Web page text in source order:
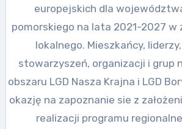
europejskich dla
pomorskiego na lata 2021-2027 w
lokalnego. Mieszkańcy,
stowarzyszeń, organizacji i grup
obszaru LGD Nasza Krajna i LGD
okazję na zapoznanie sie z
realizacji programu